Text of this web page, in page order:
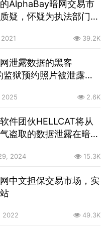
AlphaBay暗网交易市
疑，怀疑为执法部门所
39.2K
泄露数据的黑客
监狱预约照片被泄露，
2025 2.6K
件团伙HELLCAT将从
盗取的数据泄露在暗网
2024 15.3K
中文担保交易市场，实
2022 49.3K